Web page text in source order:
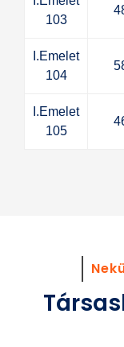
103
I.Emelet
104
I.Emelet
105